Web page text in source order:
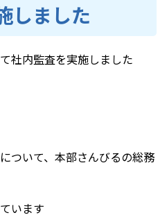
しました
社内監査を実施しました
ついて、本部さんびるの総務
います